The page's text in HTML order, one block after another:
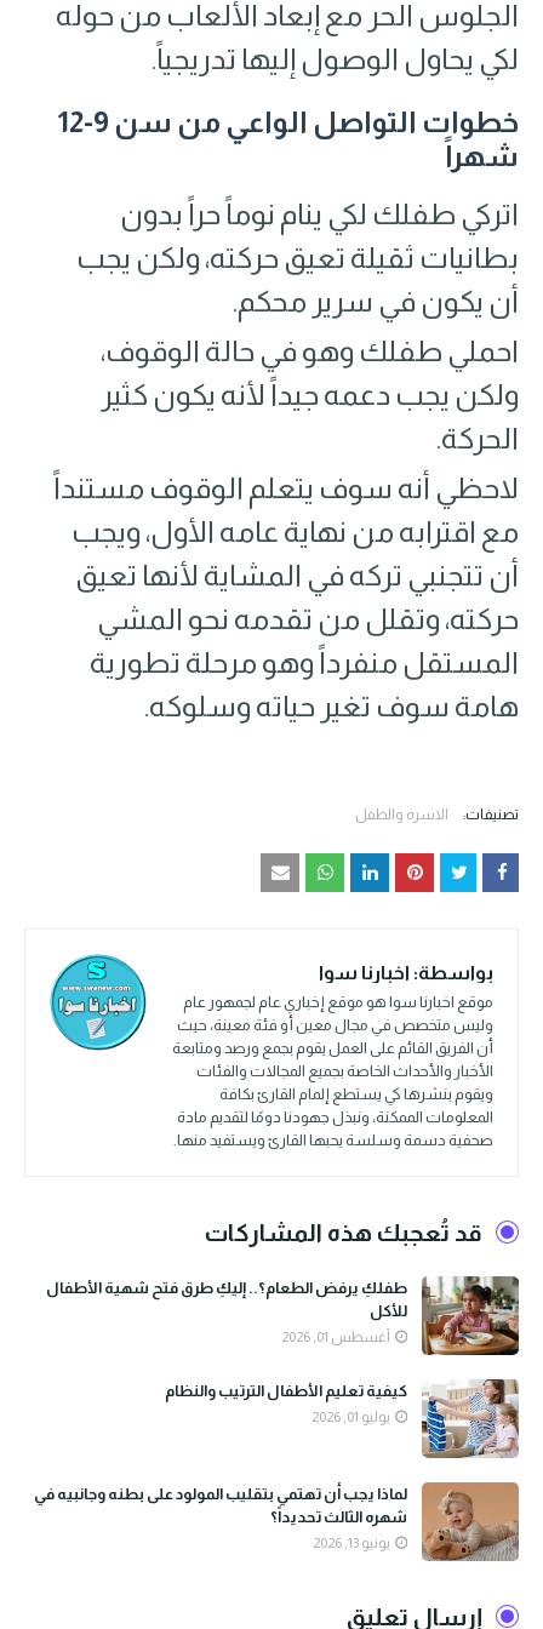
الجلوس الحر مع إبعاد الألعاب من حوله
لكي يحاول الوصول إليها تدريجياً.
خطوات التواصل الواعي من سن 9-12
شهراً
اتركي طفلك لكي ينام نوماً حراً بدون
بطانيات ثقيلة تعيق حركته، ولكن يجب
أن يكون في سرير محكم.
احملي طفلك وهو في حالة الوقوف،
ولكن يجب دعمه جيداً لأنه يكون كثير
الحركة.
لاحظي أنه سوف يتعلم الوقوف مستنداً
مع اقترابه من نهاية عامه الأول، ويجب
أن تتجنبي تركه في المشاية لأنها تعيق
حركته، وتقلل من تقدمه نحو المشي
المستقل منفرداً وهو مرحلة تطورية
هامة سوف تغير حياته وسلوكه.
تصنيفات: الاسره والطفل
بواسطة: اخبارنا سوا
موقع اخبارنا سوا هو موقع إخباري عام لجمهور عام
وليس متخصص في مجال معين أو فئة معينة، حيث
أن الفريق القائم على العمل يقوم بجمع ورصد ومتابعة
الأخبار والأحداث الخاصة بجميع المجالات والفئات
ويقوم بنشرها كي يستطع إلمام القارئ بكافة
المعلومات الممكنة، ونبذل جهودنا دومًا لتقديم مادة
صحفية دسمة وسلسة يحبها القارئ ويستفيد منها.
قد تُعجبك هذه المشاركات
طفلكِ يرفض الطعام؟.. إليكِ طرق فتح شهية الأطفال
للأكل
أغسطس 01, 2026
كيفية تعليم الأطفال الترتيب والنظام
يوليو 01, 2026
لماذا يجب أن تهتمي بتقليب المولود على بطنه وجانبيه في
شهره الثالث تحديداً؟
يونيو 13, 2026
إرسال تعليق